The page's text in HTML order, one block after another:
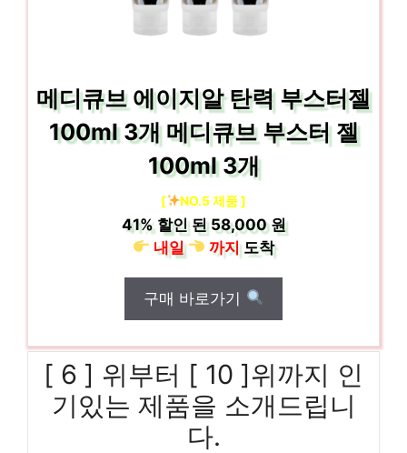
메디큐브 에이지알 탄력 부스터젤
100ml 3개 메디큐브 부스터 젤
100ml 3개
[ NO.5 제품 ]
41%할인 된58,000 원
내일
까지도착
구매 바로가기
[ 6 ] 위부터 [ 10 ]위까지 인
기있는 제품을 소개드립니
다.